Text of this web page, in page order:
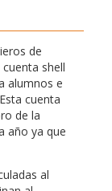
de
shell
alumnos e
cuenta
de la
año ya que
al